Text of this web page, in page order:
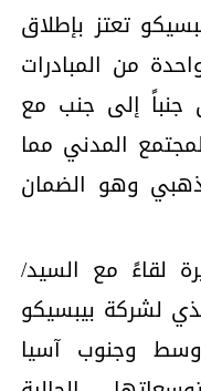
تعتز بإطلاق
من المبادرات
جنباً إلى جنب مع
المدني مما
وهو الضمان
لقاءً مع السيد/
لشركة بيبسيكو
وجنوب آسيا